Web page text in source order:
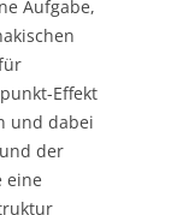
Aufgabe,
Effekt
und dabei
der
eine